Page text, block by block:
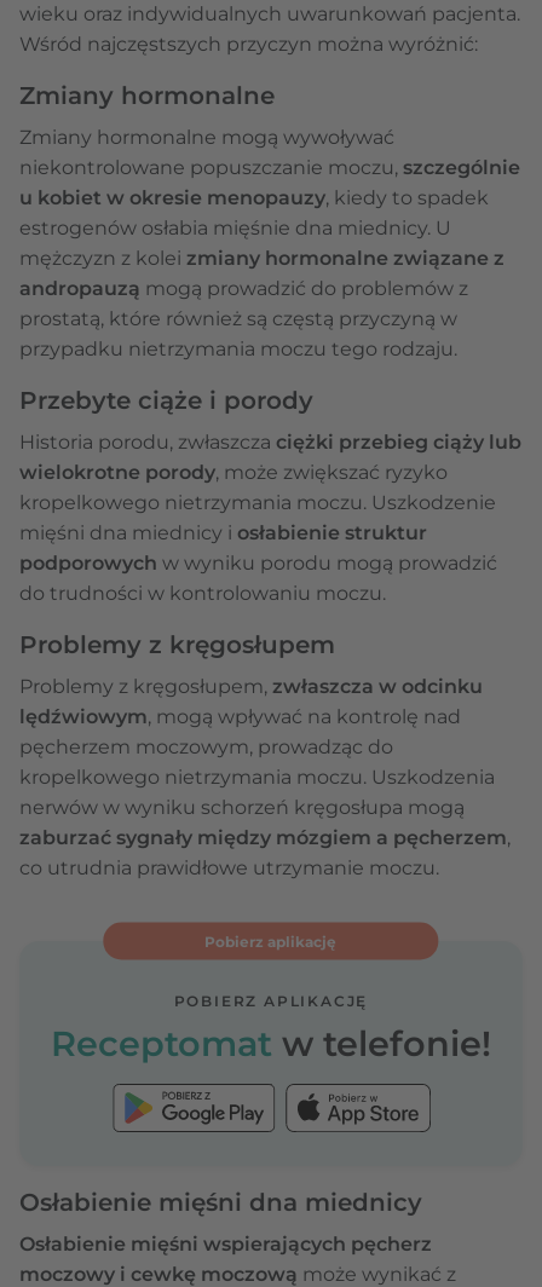
wieku oraz indywidualnych uwarunkowań pacjenta.
Wśród najczęstszych przyczyn można wyróżnić:
Zmiany hormonalne
Zmiany hormonalne mogą wywoływać
niekontrolowane popuszczanie moczu, szczególnie
u kobiet w okresie menopauzy, kiedy to spadek
estrogenów osłabia mięśnie dna miednicy. U
mężczyzn z kolei zmiany hormonalne związane z
andropauzą mogą prowadzić do problemów z
prostatą, które również są częstą przyczyną w
przypadku nietrzymania moczu tego rodzaju.
Przebyte ciąże i porody
Historia porodu, zwłaszcza ciężki przebieg ciąży lub
wielokrotne porody, może zwiększać ryzyko
kropelkowego nietrzymania moczu. Uszkodzenie
mięśni dna miednicy i osłabienie struktur
podporowych w wyniku porodu mogą prowadzić
do trudności w kontrolowaniu moczu.
Problemy z kręgosłupem
Problemy z kręgosłupem, zwłaszcza w odcinku
lędźwiowym, mogą wpływać na kontrolę nad
pęcherzem moczowym, prowadząc do
kropelkowego nietrzymania moczu. Uszkodzenia
nerwów w wyniku schorzeń kręgosłupa mogą
zaburzać sygnały między mózgiem a pęcherzem,
co utrudnia prawidłowe utrzymanie moczu.
Pobierz aplikację
POBIERZ APLIKACJĘ
Receptomat w telefonie!
Osłabienie mięśni dna miednicy
Osłabienie mięśni wspierających pęcherz
moczowy i cewkę moczową może wynikać z